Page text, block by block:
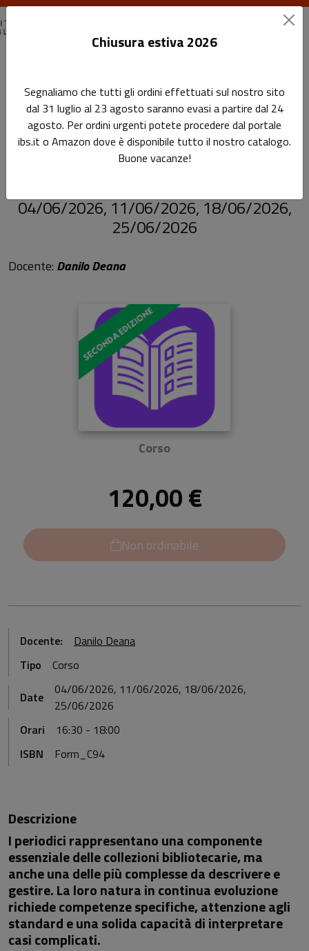
La catalogazione dei
periodici - Seconda
04/06/2026, 11/06/2026, 18/06/2026,
25/06/2026
Docente: Danilo Deana
Corso
120,00 €
Non ordinabile
Docente:
Danilo Deana
Tipo
Corso
Date
04/06/2026, 11/06/2026, 18/06/2026,
25/06/2026
Orari
16:30 - 18:00
ISBN
Form_C94
Descrizione
I periodici rappresentano una componente
essenziale delle collezioni bibliotecarie, ma
anche una delle più complesse da descrivere e
gestire. La loro natura in continua evoluzione
richiede competenze specifiche, attenzione agli
standard e una solida capacità di interpretare
casi complicati.
Chiusura estiva 2026
Segnaliamo che tutti gli ordini effettuati sul nostro sito
dal 31 luglio al 23 agosto saranno evasi a partire dal 24
agosto. Per ordini urgenti potete procedere dal portale
ibs.it o Amazon dove è disponibile tutto il nostro catalogo.
Buone vacanze!